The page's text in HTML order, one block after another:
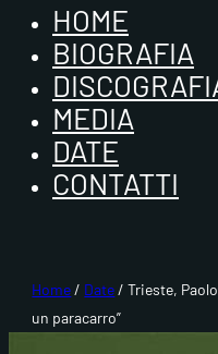
HOME
BIOGRAFIA
MEDIA
DATE
CONTATTI
Home/ Date/ Trieste,
un paracarro”